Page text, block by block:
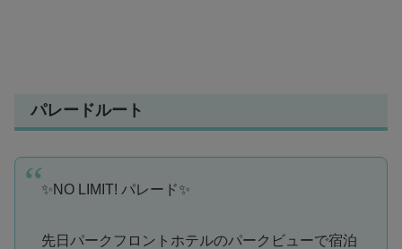
パレードルート
✨NO LIMIT! パレード✨
先日パークフロントホテルのパークビューで宿泊